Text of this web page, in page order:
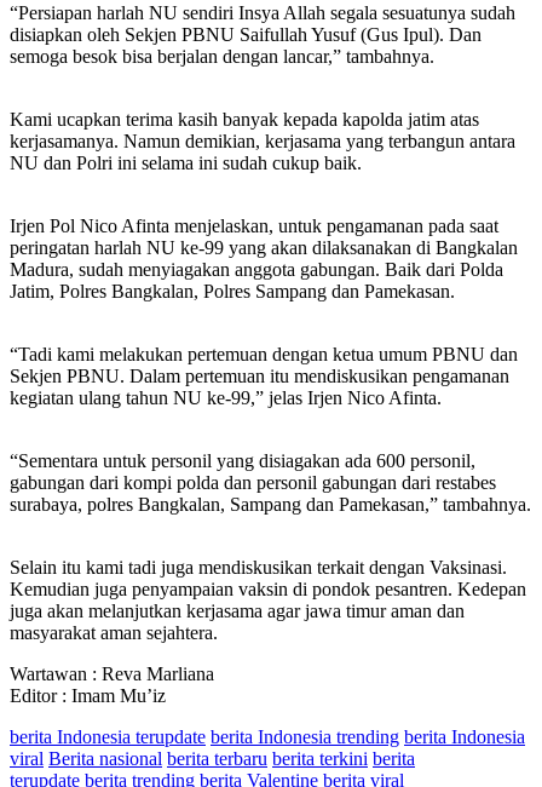
“Persiapan harlah NU sendiri Insya Allah segala sesuatunya sudah
disiapkan oleh Sekjen PBNU Saifullah Yusuf (Gus Ipul). Dan
semoga besok bisa berjalan dengan lancar,” tambahnya.
Kami ucapkan terima kasih banyak kepada kapolda jatim atas
kerjasamanya. Namun demikian, kerjasama yang terbangun antara
NU dan Polri ini selama ini sudah cukup baik.
Irjen Pol Nico Afinta menjelaskan, untuk pengamanan pada saat
peringatan harlah NU ke-99 yang akan dilaksanakan di Bangkalan
Madura, sudah menyiagakan anggota gabungan. Baik dari Polda
Jatim, Polres Bangkalan, Polres Sampang dan Pamekasan.
“Tadi kami melakukan pertemuan dengan ketua umum PBNU dan
Sekjen PBNU. Dalam pertemuan itu mendiskusikan pengamanan
kegiatan ulang tahun NU ke-99,” jelas Irjen Nico Afinta.
“Sementara untuk personil yang disiagakan ada 600 personil,
gabungan dari kompi polda dan personil gabungan dari restabes
surabaya, polres Bangkalan, Sampang dan Pamekasan,” tambahnya.
Selain itu kami tadi juga mendiskusikan terkait dengan Vaksinasi.
Kemudian juga penyampaian vaksin di pondok pesantren. Kedepan
juga akan melanjutkan kerjasama agar jawa timur aman dan
masyarakat aman sejahtera.
Wartawan : Reva Marliana
Editor : Imam Mu’iz
berita Indonesia terupdate berita Indonesia trending berita Indonesia
viral Berita nasional berita terbaru berita terkini berita
terupdate berita trending berita Valentine berita viral